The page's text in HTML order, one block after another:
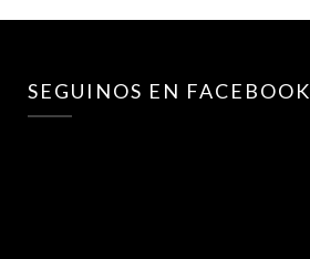
SEGUINOS EN FACEBOOK